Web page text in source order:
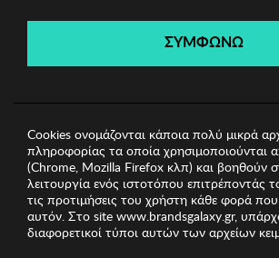
Λήγει σε: 01ημέρες | 11ώρες 24λεπτά 16
ΣΥΜΦΩΝΩ
Cookies ονομάζονται κάποια πολύ μικρά
πληροφορίας τα οποία χρησιμοποιούνται
(Chrome, Mozilla Firefox κλπ) και βοηθούν
λειτουργία ενός ιστοτόπου επιτρέποντάς
τις προτιμήσεις του χρήστη κάθε φορά που
αυτόν. Στο site www.brandsgalaxy.gr,
διαφορετικοί τύποι αυτών των αρχείων